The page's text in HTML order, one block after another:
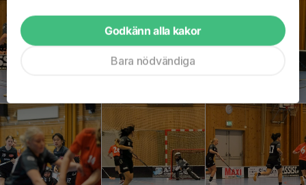
Godkänn alla kakor
Bara nödvändiga